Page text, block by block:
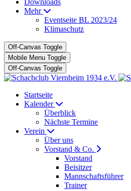
Downloads
Mehr
Eventseite BL 2023/24
Klimaschutz
Off-Canvas Toggle
Mobile Menu Toggle
Off-Canvas Toggle
Startseite
Kalender
Überblick
Nächste Termine
Verein
Über uns
Vorstand & Co.
Vorstand
Beisitzer
Mannschaftsführer
Trainer